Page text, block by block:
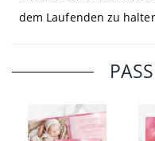
dem Laufenden zu